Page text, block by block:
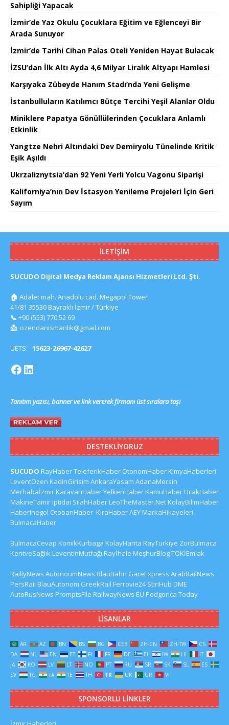
Sahipliği Yapacak
İzmir’de Yaz Okulu Çocuklara Eğitim ve Eğlenceyi Bir
Arada Sunuyor
İzmir’de Tarihi Cihan Palas Oteli Yeniden Hayat Bulacak
İZSU’dan İlk Altı Ayda 4,6 Milyar Liralık Altyapı Hamlesi
Karşıyaka Zübeyde Hanım Stadı’nda Yeni Gelişme
İstanbulluların Katılımcı Bütçe Tercihi Yeşil Alanlar Oldu
Miniklere Papatya Gönüllülerinden Çocuklara Anlamlı
Etkinlik
Yangtze Nehri Altındaki Dev Demiryolu Tünelinde Kritik
Eşik Aşıldı
Ukrzaliznytsia’dan 92 Yeni Yerli Yolcu Vagonu Siparişi
Kaliforniya’nın Dev İstasyon Yenileme Projeleri İçin Geri
Sayım
İLETIŞIM
SUCUDO Dijital Medya Reklam Ajansı Hizmetleri Ltd. Şti.
🏠 Adalet mah. Anadolu cad. Megapol Tower
41/81 35530 Bayraklı İzmir / Türkiye
📞 +90 (553) 770 52 69
📩 ozendanismanlik@gmail.com
UETS: 15623-26967-42627
Tanıtım yazısı, banner ve link vererek firmanı üst sıralara taşı
DESTEKLIYORUZ
SUCUDO RayHaberTeleferikHaber OtonomHaberKimyaHaberleri
LeventÖzen KadinGirisim AnkaraYasam AdanaMersin
MerhabaİzmirKaravanHaberYelkenHaberKamuHaberUcakHaber
MakineTamirIptidai SilahHaberLeoTheMaster.NetKolayBilimHaber
HaberInegol OtobanHaber KiraHaberAEYMarkaHikayeleri
BulmacaHaber
BulmacaCevap KomikKurbaga KolayHarita RayTurkiye ZorBulmaca
KentveSağlıkLeventinMutfağı Rayİhale MeşhurBlogTOKİEmlak
RaillyNews AutonoumNews BlauBahn GareExpress ArabRailNews
PersRail BlauAutonom GreekRail Ferrovie24 StiriHub DME
AutoRusNews PromptsFile RailwayNews EU Podgorica Today
LISANLAR
AR AZ BN BS BG CEB ZH-CN ZH-TW
CS
DA
NL EN ET FI FR DE EL IW HI
IT
JA
KO LV LT NO PT RU SR SK SL
ES
SV
TG TA TE TH TR UK UR VI
SPONSORLU LINKLER